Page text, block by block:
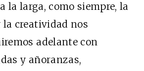
la larga, como siempre, la
creatividad nos
adelante con
y añoranzas,